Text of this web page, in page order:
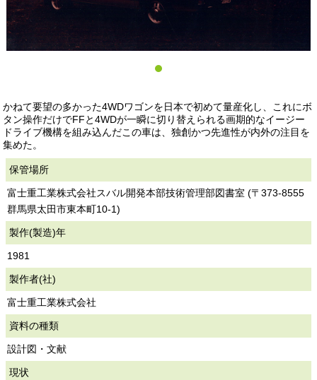
かねて要望の多かった4WDワゴンを日本で初めて量産化し、これにボ
タン操作だけでFFと4WDが一瞬に切り替えられる画期的なイージー
ドライブ機構を組み込んだこの車は、独創かつ先進性が内外の注目を
集めた。
保管場所
富士重工業株式会社スバル開発本部技術管理部図書室 (〒373-8555
群馬県太田市東本町10-1)
製作(製造)年
1981
製作者(社)
富士重工業株式会社
資料の種類
設計図・文献
現状